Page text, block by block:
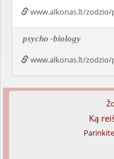
www.alkonas.lt/
psycho -biology
www.alkonas.lt/
Ką